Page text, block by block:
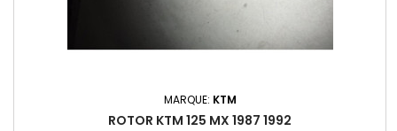
MARQUE: KTM
ROTOR KTM 125 MX 1987 1992